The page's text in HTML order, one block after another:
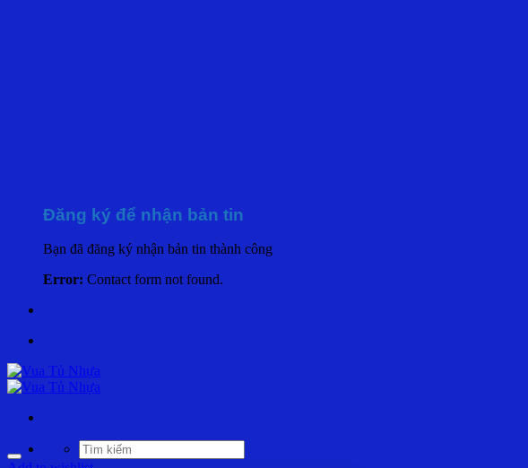
Đăng ký để nhận bản tin
Bạn đã đăng ký nhận bản tin thành công
Error: Contact form not found.
Tìm
kiếm: